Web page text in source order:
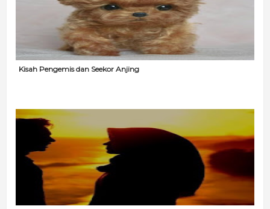
Kisah Pengemis dan Seekor Anjing